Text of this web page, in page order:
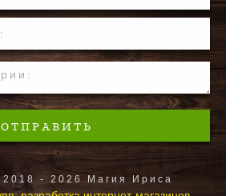
ОТПРАВИТЬ
- 2026 Магия Ириса